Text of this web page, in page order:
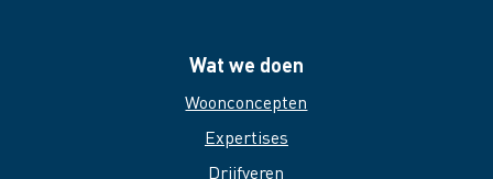
Wat we doen
Woonconcepten
Expertises
Drijfveren